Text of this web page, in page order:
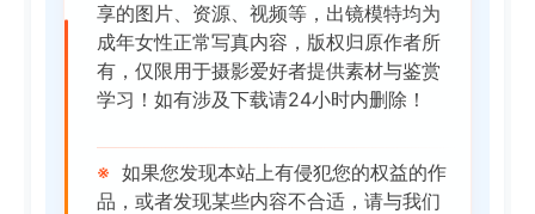
享的图片、资源、视频等，出镜模特均为
成年女性正常写真内容，版权归原作者所
有，仅限用于摄影爱好者提供素材与鉴赏
学习！如有涉及下载请24小时内删除！
※ 如果您发现本站上有侵犯您的权益的作
品，或者发现某些内容不合适，请与我们